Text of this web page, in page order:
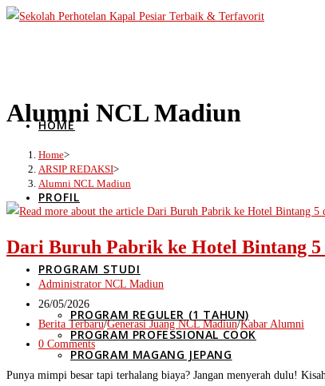
Skip
HOME
PROFIL
PROGRAM STUDI
PROGRAM REGULER (1 TAHUN)
PROGRAM PROFESSIONAL COOK
PROGRAM MAGANG JEPANG
Alumni NCL Madiun
Home>
ARSIP REDAKSI>
Alumni NCL Madiun
Dari Buruh Pabrik ke Hotel Bintang
Post
author:
Administrator NCL Madiun
Post
published:
26/05/2026
Post
category:
Berita Terbaru/Generasi Juang NCL Madiun/Kabar Alumni
Post
comments:
0 Comments
Punya mimpi besar tapi terhalang biaya? Jangan menyerah dulu!